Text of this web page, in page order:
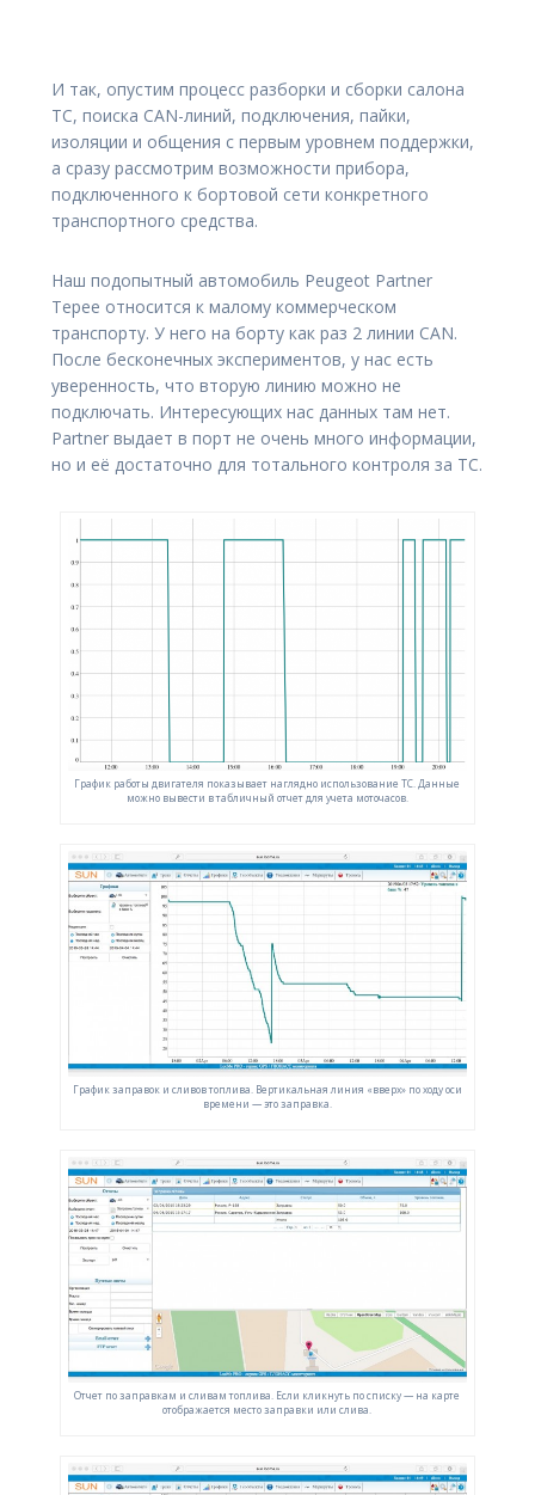
И так, опустим процесс разборки и сборки салона
ТС, поиска CAN-линий, подключения, пайки,
изоляции и общения с первым уровнем поддержки,
а сразу рассмотрим возможности прибора,
подключенного к бортовой сети конкретного
транспортного средства.
Наш подопытный автомобиль Peugeot Partner
Tepee относится к малому коммерческом
транспорту. У него на борту как раз 2 линии CAN.
После бесконечных экспериментов, у нас есть
уверенность, что вторую линию можно не
подключать. Интересующих нас данных там нет.
Partner выдает в порт не очень много информации,
но и её достаточно для тотального контроля за ТС.
График работы двигателя показывает наглядно использование ТС. Данные
можно вывести в табличный отчет для учета моточасов.
График заправок и сливов топлива. Вертикальная линия «вверх» по ходу оси
времени — это заправка.
Отчет по заправкам и сливам топлива. Если кликнуть по списку — на карте
отображается место заправки или слива.